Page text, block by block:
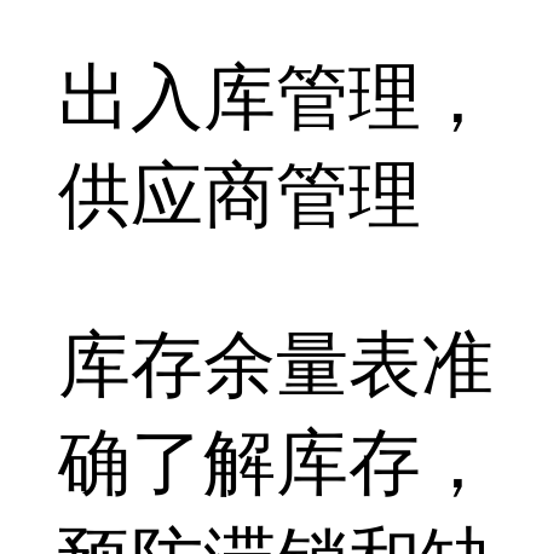
出入库管理，
供应商管理
库存余量表准
确了解库存，